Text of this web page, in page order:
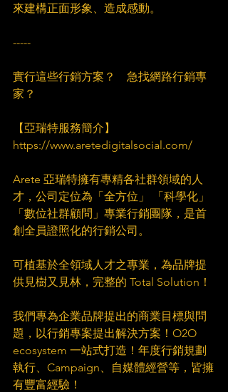
來建構正面形象、造成感動。​
-----​
實行這些行銷方案？　急找網路行銷專
家？​
【亞瑞特服務簡介】
https://www.aretedigitalsocial.com/​
Arete 亞瑞特擁有專精各社群領域的人
才，公司定位為「全方位」 「科學化」
「數位社群顧問」專業行銷團隊，是首
創全員證照化的行銷公司。​
可植基於全領域人才之專業，為品牌提
供見樹又見林，完整的 Total Solution！​
我們專為企業品牌提出的商業目標與問
題，以行銷專案提出解決方案！O2O
ecosystem 一站式打造！年度行銷規劃
執行、Campaign、自媒體經營等，皆擁
有豐富經驗！​